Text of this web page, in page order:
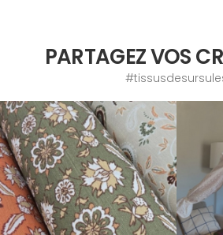
PARTAGEZ VOS